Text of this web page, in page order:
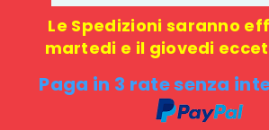
Le Spedizioni saranno
martedi e il giovedi
Paga in 3 rate senza